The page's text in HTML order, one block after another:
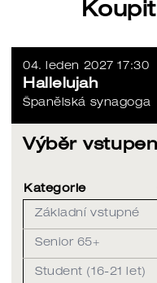
04. leden 2027 17:30
Hallelujah
Španělská synagoga
Výběr
Kategorie
Základní vstupné
Senior 65+
Student (16-21 let)